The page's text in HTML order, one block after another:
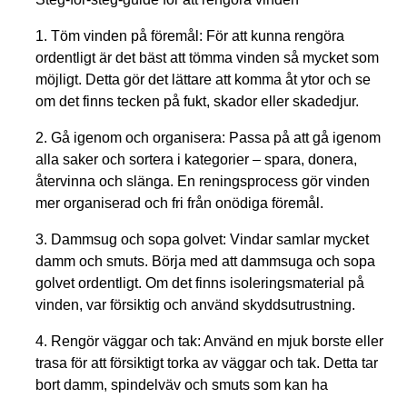
1.Töm vinden på föremål: För att kunna rengöra
ordentligt är det bäst att tömma vinden så mycket som
möjligt. Detta gör det lättare att komma åt ytor och se
om det finns tecken på fukt, skador eller skadedjur.
2.Gå igenom och organisera: Passa på att gå igenom
alla saker och sortera i kategorier – spara, donera,
återvinna och slänga. En reningsprocess gör vinden
mer organiserad och fri från onödiga föremål.
3. Dammsug och sopa golvet: Vindar samlar mycket
damm och smuts. Börja med att dammsuga och sopa
golvet ordentligt. Om det finns isoleringsmaterial på
vinden, var försiktig och använd skyddsutrustning.
4. Rengör väggar och tak: Använd en mjuk borste eller
trasa för att försiktigt torka av väggar och tak. Detta tar
bort damm, spindelväv och smuts som kan ha